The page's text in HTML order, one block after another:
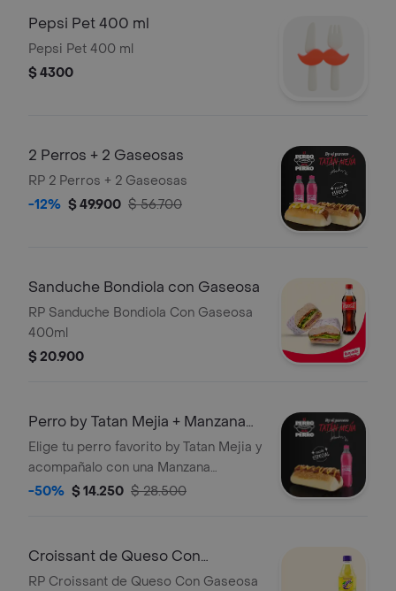
Pepsi Pet 400 ml
Pepsi Pet 400 ml
$ 4300
2 Perros + 2 Gaseosas
RP 2 Perros + 2 Gaseosas
-12% $ 49.900 $ 56.700
Sanduche Bondiola con Gaseosa
RP Sanduche Bondiola Con Gaseosa
400ml
$ 20.900
Perro by Tatan Mejia + Manzana
400ml
Elige tu perro favorito by Tatan Mejia y
acompañalo con una Manzana
Postobon 400ml
-50% $ 14.250 $ 28.500
Croissant de Queso Con
Gaseosa
RP Croissant de Queso Con Gaseosa